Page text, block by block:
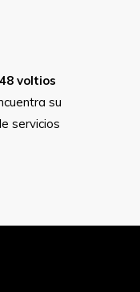
voltios
su
servicios